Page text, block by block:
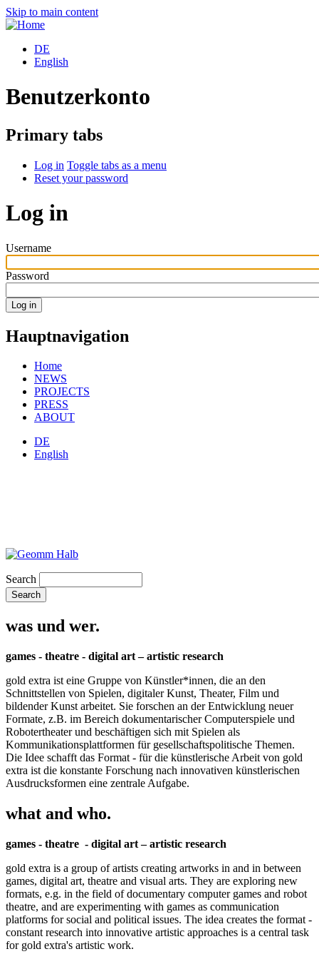
Skip to main content
DE
English
Benutzerkonto
Primary tabs
Log in Toggle tabs as a menu
Reset your password
Log in
Username
Password
Hauptnavigation
Home
NEWS
PROJECTS
PRESS
ABOUT
DE
English
Search
was und wer.
games - theatre - digital art – artistic research
gold extra ist eine Gruppe von Künstler*innen, die an den
Schnittstellen von Spielen, digitaler Kunst, Theater, Film und
bildender Kunst arbeitet. Sie forschen an der Entwicklung neuer
Formate, z.B. im Bereich dokumentarischer Computerspiele und
Robotertheater und beschäftigen sich mit Spielen als
Kommunikationsplattformen für gesellschaftspolitische Themen.
Die Idee schafft das Format - für die künstlerische Arbeit von gold
extra ist die konstante Forschung nach innovativen künstlerischen
Ausdrucksformen eine zentrale Aufgabe.
what and who.
games - theatre - digital art – artistic research
gold extra is a group of artists creating artworks in and in between
games, digital art, theatre and visual arts. They are exploring new
formats, e.g. in the field of documentary computer games and robot
theatre, and are experimenting with games as communication
platforms for social and political issues. The idea creates the format -
constant research into innovative artistic approaches is a central task
for gold extra's artistic work.